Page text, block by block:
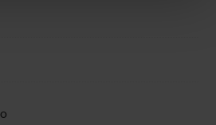
i quali potrebbero combinarle
dei loro servizi.